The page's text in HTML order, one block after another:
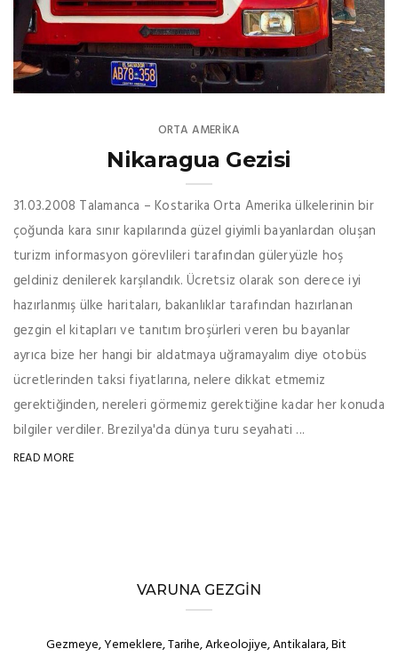
ORTA AMERIKA
Nikaragua Gezisi
31.03.2008 Talamanca – Kostarika Orta Amerika ülkelerinin bir
çoğunda kara sınır kapılarında güzel giyimli bayanlardan oluşan
turizm informasyon görevlileri tarafından güleryüzle hoş
geldiniz denilerek karşılandık. Ücretsiz olarak son derece iyi
hazırlanmış ülke haritaları, bakanlıklar tarafından hazırlanan
gezgin el kitapları ve tanıtım broşürleri veren bu bayanlar
ayrıca bize her hangi bir aldatmaya uğramayalım diye otobüs
ücretlerinden taksi fiyatlarına, nelere dikkat etmemiz
gerektiğinden, nereleri görmemiz gerektiğine kadar her konuda
bilgiler verdiler. Brezilya'da dünya turu seyahati ...
READ MORE
VARUNA GEZGIN
Gezmeye, Yemeklere, Tarihe, Arkeolojiye, Antikalara, Bit